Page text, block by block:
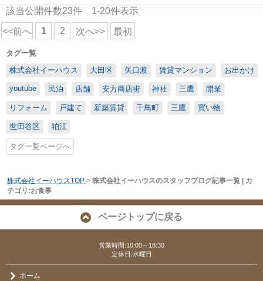
該当公開件数23件 1-20件表示
<<前へ 1 2 次へ>> 最初
タグ一覧
株式会社イーハウス
大田区 矢口渡 賃貸マンション お出かけ
youtube 民泊 店舗 安方商店街 神社 三鷹 開業
リフォーム 戸建て 新築賃貸 千鳥町 三鷹 買い物
世田谷区 狛江
タグ一覧ページへ
株式会社イーハウスTOP > 株式会社イーハウスのスタッフブログ記事一覧 | カ
テゴリ:お食事
ページトップに戻る
営業時間:10:00～18:30
定休日:水曜日
ホーム